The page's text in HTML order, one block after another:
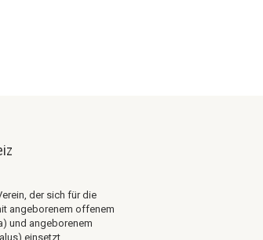
der sich für die
angeborenem offenem
und angeborenem
einsetzt.